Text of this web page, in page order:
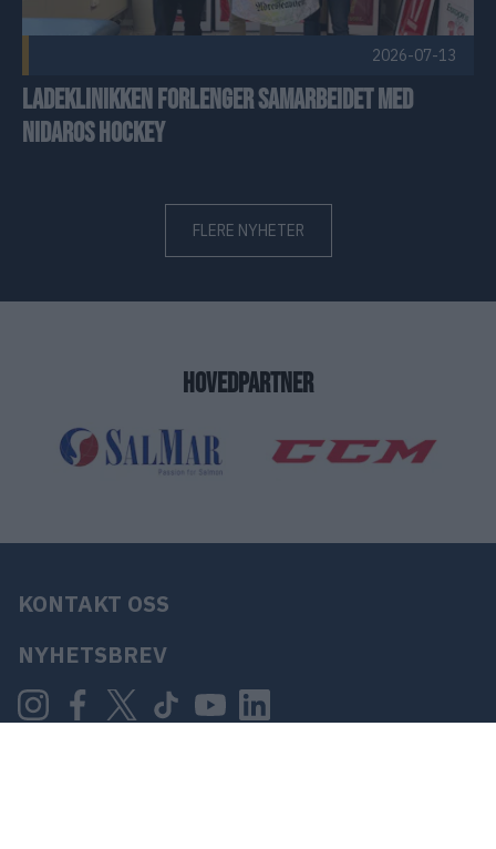
2026-07-13
Ladeklinikken forlenger samarbeidet med
Nidaros Hockey
FLERE NYHETER
HOVEDPARTNER
KONTAKT OSS
NYHETSBREV